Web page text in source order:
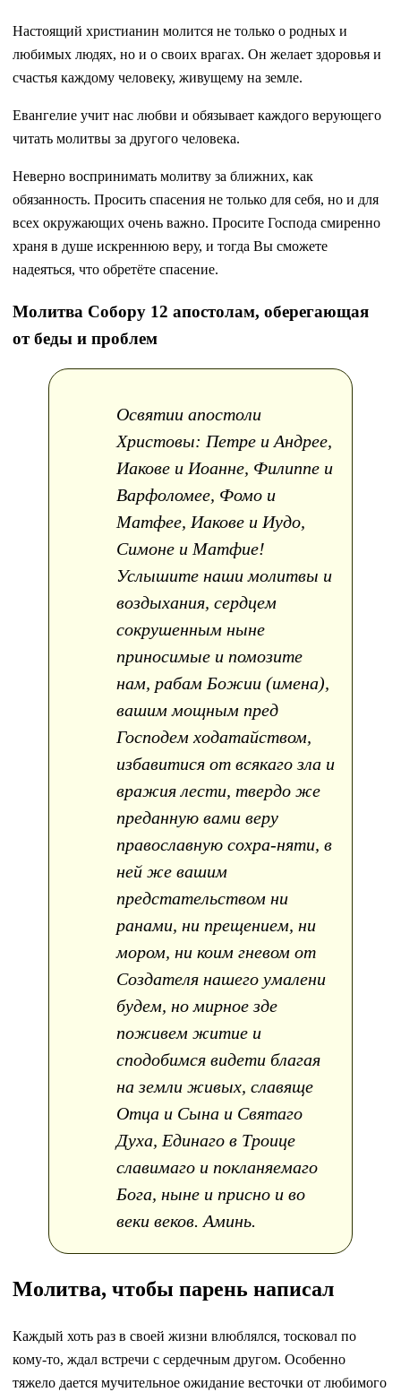
Настоящий христианин молится не только о родных и
любимых людях, но и о своих врагах. Он желает здоровья и
счастья каждому человеку, живущему на земле.
Евангелие учит нас любви и обязывает каждого верующего
читать молитвы за другого человека.
Неверно воспринимать молитву за ближних, как
обязанность. Просить спасения не только для себя, но и для
всех окружающих очень важно. Просите Господа смиренно
храня в душе искреннюю веру, и тогда Вы сможете
надеяться, что обретёте спасение.
Молитва Собору 12 апостолам, оберегающая
от беды и проблем
Освятии апостоли
Христовы: Петре и Андрее,
Иакове и Иоанне, Филиппе и
Варфоломее, Фомо и
Матфее, Иакове и Иудо,
Симоне и Матфие!
Услышите наши молитвы и
воздыхания, сердцем
сокрушенным ныне
приносимые и помозите
нам, рабам Божии (имена),
вашим мощным пред
Господем ходатайством,
избавитися от всякаго зла и
вражия лести, твердо же
преданную вами веру
православную сохра-няти, в
ней же вашим
предстательством ни
ранами, ни прещением, ни
мором, ни коим гневом от
Создателя нашего умалени
будем, но мирное зде
поживем житие и
сподобимся видети благая
на земли живых, славяще
Отца и Сына и Святаго
Духа, Единаго в Троице
славимаго и покланяемаго
Бога, ныне и присно и во
веки веков. Аминь.
Молитва, чтобы парень написал
Каждый хоть раз в своей жизни влюблялся, тосковал по
кому-то, ждал встречи с сердечным другом. Особенно
тяжело дается мучительное ожидание весточки от любимого